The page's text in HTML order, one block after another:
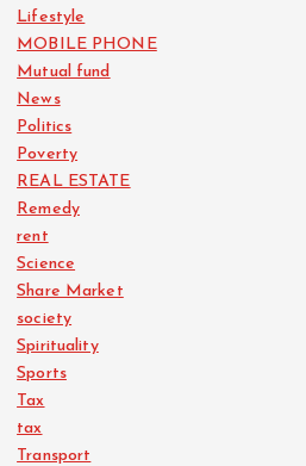
Lifestyle
MOBILE PHONE
Mutual fund
News
Politics
Poverty
REAL ESTATE
Remedy
rent
Science
Share Market
society
Spirituality
Sports
Tax
tax
Transport